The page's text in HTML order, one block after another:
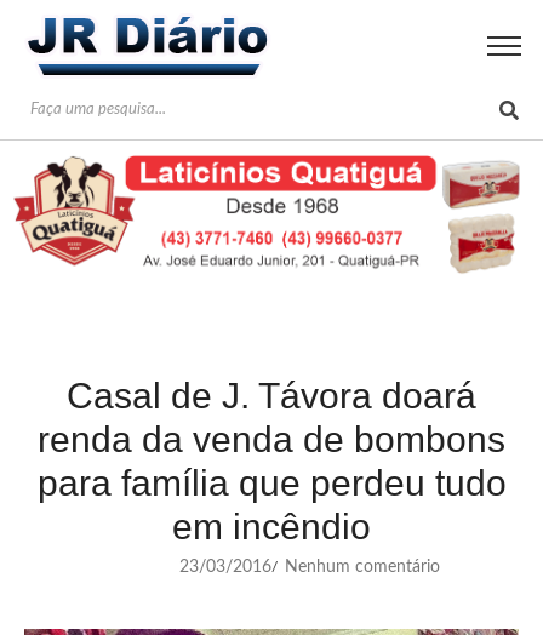
Casal de J. Távora doará
renda da venda de bombons
para família que perdeu tudo
em incêndio
23/03/2016/ Nenhum comentário